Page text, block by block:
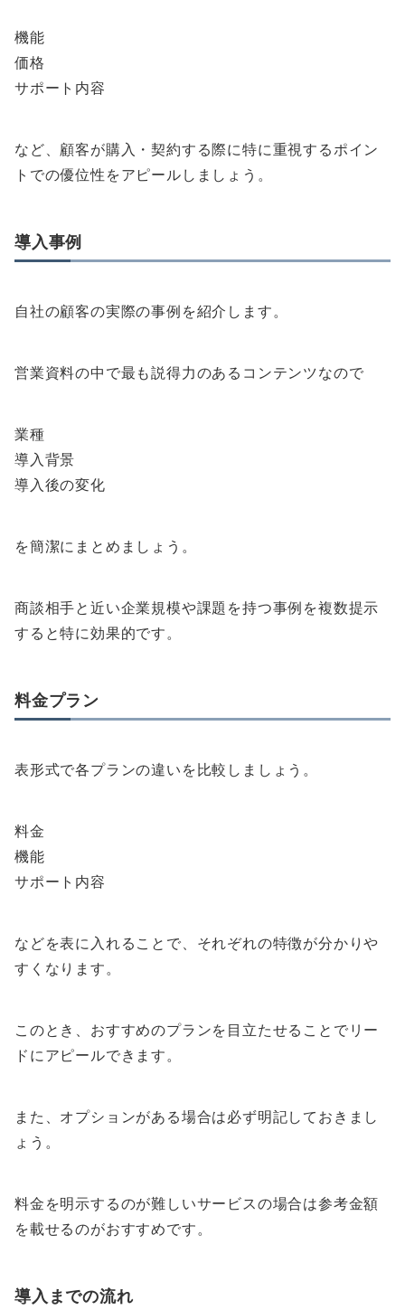
機能
価格
サポート内容
など、顧客が購入・契約する際に特に重視するポイン
トでの優位性をアピールしましょう。
導入事例
自社の顧客の実際の事例を紹介します。
営業資料の中で最も説得力のあるコンテンツなので
業種
導入背景
導入後の変化
を簡潔にまとめましょう。
商談相手と近い企業規模や課題を持つ事例を複数提示
すると特に効果的です。
料金プラン
表形式で各プランの違いを比較しましょう。
料金
機能
サポート内容
などを表に入れることで、それぞれの特徴が分かりや
すくなります。
このとき、おすすめのプランを目立たせることでリー
ドにアピールできます。
また、オプションがある場合は必ず明記しておきまし
ょう。
料金を明示するのが難しいサービスの場合は参考金額
を載せるのがおすすめです。
導入までの流れ